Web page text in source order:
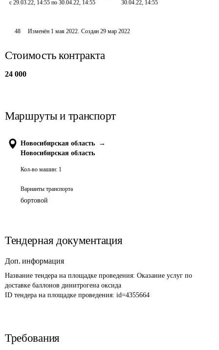
с 29.03.22, 14:55 по 30.04.22, 14:55
30.04.22, 14:55
48 Изменён 1 мая 2022. Создан 29 мар 2022
Стоимость контракта
24 000
Маршруты и транспорт
Новосибирская область
→
Новосибирская область
Кол-во машин: 1
Варианты транспорта
бортовой
Тендерная документация
Доп. информация
Название тендера на площадке проведения: Оказание услуг по
доставке баллонов динитрогена оксида
ID тендера на площадке проведения: id=4355664
Требования